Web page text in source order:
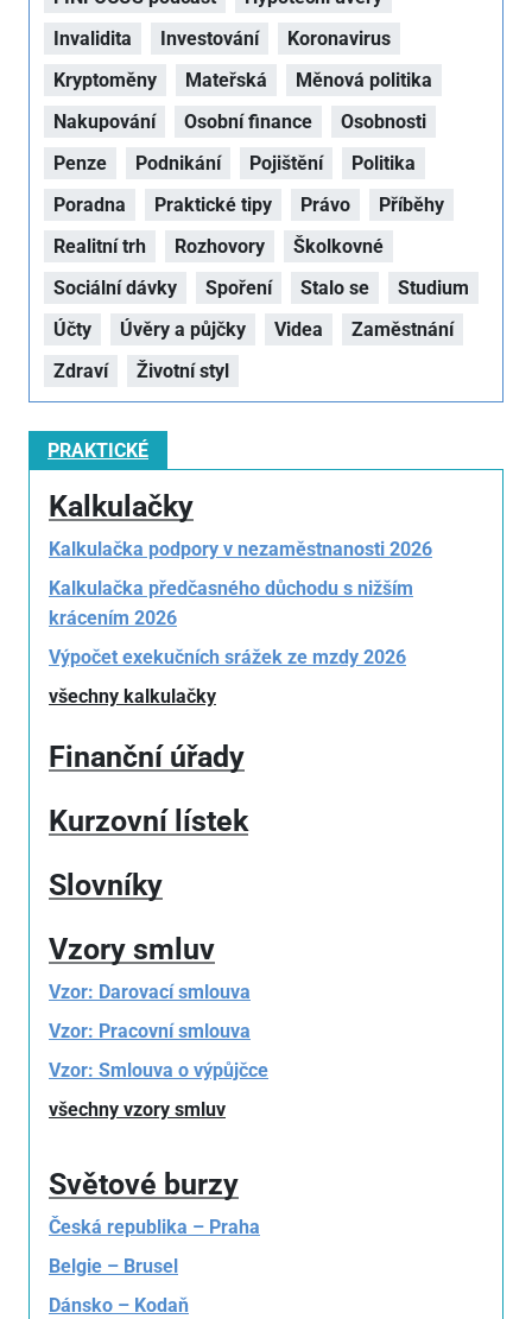
Invalidita
Investování
Koronavirus
Kryptoměny
Mateřská
Měnová politika
Nakupování
Osobní finance
Osobnosti
Penze
Podnikání Pojištění
Politika
Poradna
Praktické tipy Právo
Příběhy
Realitní trh
Rozhovory
Školkovné
Sociální dávky
Spoření Stalo se
Studium
Účty
Úvěry a půjčky Videa
Zaměstnání
Zdraví
Životní styl
PRAKTICKÉ
Kalkulačky
Kalkulačka podpory v nezaměstnanosti 2026
Kalkulačka předčasného důchodu s nižším
krácením 2026
Výpočet exekučních srážek ze mzdy 2026
všechny kalkulačky
Finanční úřady
Kurzovní lístek
Slovníky
Vzory smluv
Vzor: Darovací smlouva
Vzor: Pracovní smlouva
Vzor: Smlouva o výpůjčce
všechny vzory smluv
Světové burzy
Česká republika – Praha
Belgie – Brusel
Dánsko – Kodaň